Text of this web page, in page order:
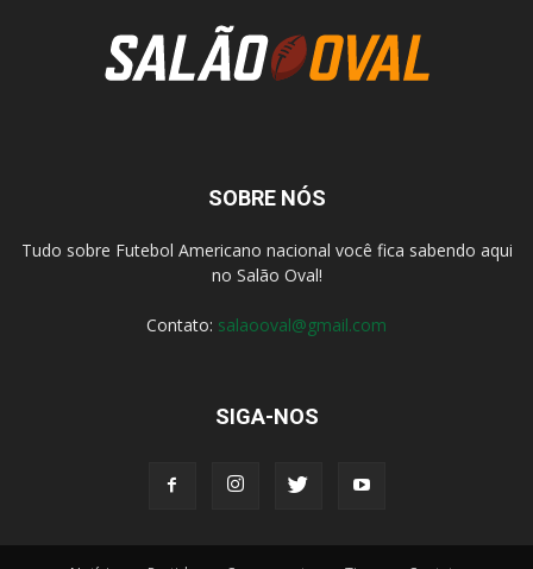
SOBRE NÓS
Tudo sobre Futebol Americano nacional você fica sabendo aqui
no Salão Oval!
Contato: salaooval@gmail.com
SIGA-NOS